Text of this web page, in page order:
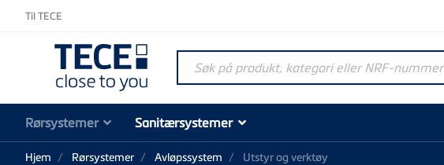
Til TECE
Søk på produkt, kategori eller NRF-nummer
Rørsystemer Sanitærsystemer
Hjem Rørsystemer Avløpssystem Utstyr og verktøy